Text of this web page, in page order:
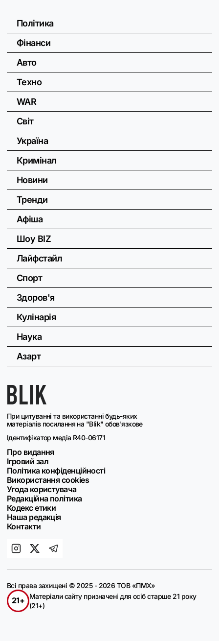
При цитуванні та використанні будь-яких
матеріалів посилання на "Blik" обов'язкове
Ідентифікатор медіа R40-06171
Про видання
Ігровий зал
Політика конфіденційності
Використання cookies
Угода користувача
Редакційна політика
Кодекс етики
Наша редакція
Контакти
Політика
Фінанси
Авто
Техно
WAR
Світ
Україна
Кримінал
Новини
Тренди
Афіша
Шоу BIZ
Лайфстайл
Спорт
Здоров'я
Кулінарія
Наука
Азарт
Всі права захищені © 2025 - 2026 ТОВ «ПМХ»
21+
Матеріали сайту призначені для осіб старше 21 року
(21+)